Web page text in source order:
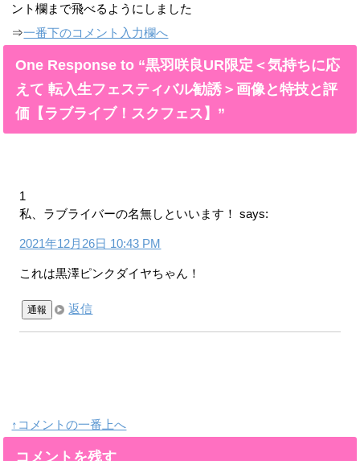
ント欄まで飛べるようにしました
⇒一番下のコメント入力欄へ
One Response to “黒羽咲良UR限定＜気持ちに応
えて 転入生フェスティバル勧誘＞画像と特技と評
価【ラブライブ！スクフェス】”
1
私、ラブライバーの名無しといいます！
says:
2021年12月26日 10:43 PM
これは黒澤ピンクダイヤちゃん！
通報 返信
↑コメントの一番上へ
コメントを残す